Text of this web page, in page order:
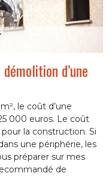
d’une
le coût d’une
000 euros. Le coût
la construction. Si
une périphérie, les
préparer sur mes
de